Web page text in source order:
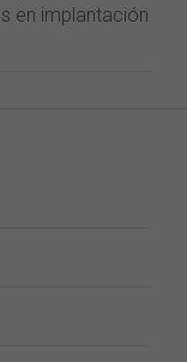
en implantación